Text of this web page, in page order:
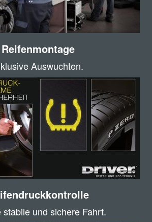
Reifenmontage
Auswuchten.
stabile und sichere Fahrt.